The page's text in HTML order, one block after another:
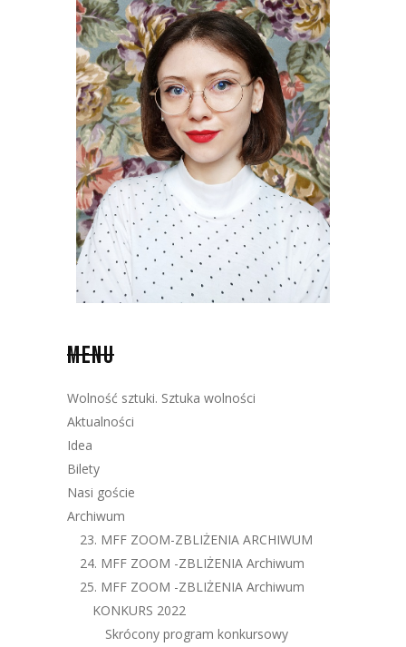
MENU
Wolność sztuki. Sztuka wolności
Aktualności
Idea
Bilety
Nasi goście
Archiwum
23. MFF ZOOM-ZBLIŻENIA ARCHIWUM
24. MFF ZOOM -ZBLIŻENIA Archiwum
25. MFF ZOOM -ZBLIŻENIA Archiwum
KONKURS 2022
Skrócony program konkursowy